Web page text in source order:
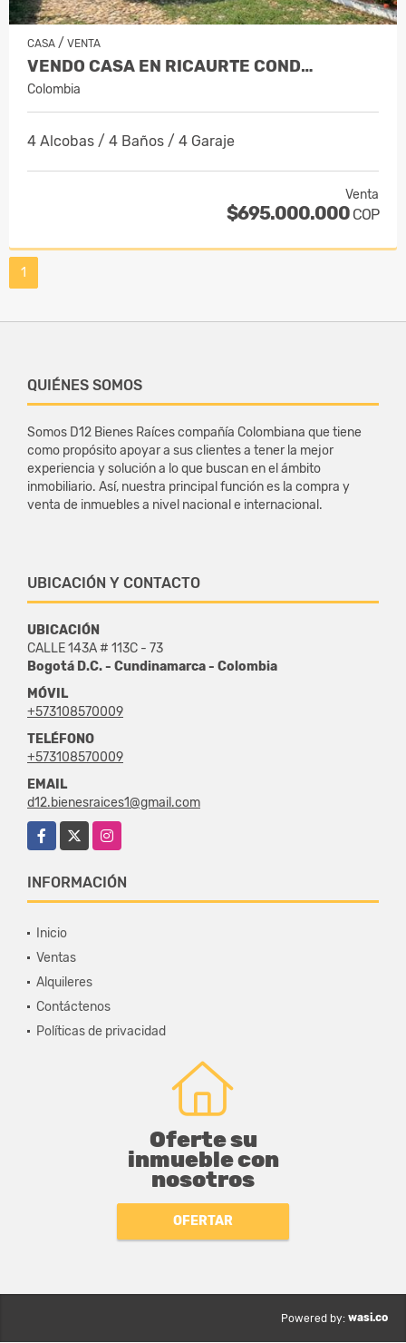
CASA / VENTA
VENDO CASA EN RICAURTE COND…
Colombia
4 Alcobas / 4 Baños / 4 Garaje
Venta
$695.000.000 COP
1
QUIÉNES SOMOS
Somos D12 Bienes Raíces compañía Colombiana que tiene
como propósito apoyar a sus clientes a tener la mejor
experiencia y solución a lo que buscan en el ámbito
inmobiliario. Así, nuestra principal función es la compra y
venta de inmuebles a nivel nacional e internacional.
UBICACIÓN Y CONTACTO
UBICACIÓN
CALLE 143A # 113C - 73
Bogotá D.C. - Cundinamarca - Colombia
MÓVIL
+573108570009
TELÉFONO
+573108570009
EMAIL
d12.bienesraices1@gmail.com
Facebook
Instagram
INFORMACIÓN
Inicio
Ventas
Alquileres
Contáctenos
Políticas de privacidad
Oferte su
inmueble con
nosotros
OFERTAR
Powered by: wasi.co